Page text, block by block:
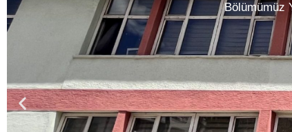
Bölümümüz